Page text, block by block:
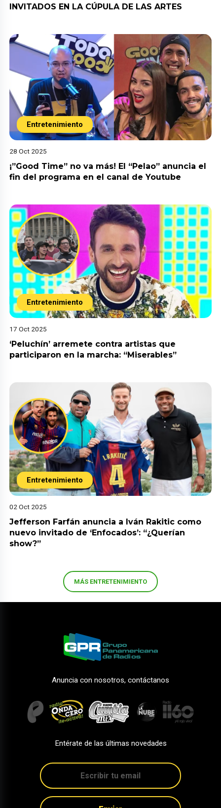
INVITADOS EN LA CÚPULA DE LAS ARTES
Entretenimiento
28 Oct 2025
¡”Good Time” no va más! El “Pelao” anuncia el
fin del programa en el canal de Youtube
Entretenimiento
17 Oct 2025
‘Peluchín’ arremete contra artistas que
participaron en la marcha: “Miserables”
Entretenimiento
02 Oct 2025
Jefferson Farfán anuncia a Iván Rakitic como
nuevo invitado de ‘Enfocados’: “¿Querían
show?”
MÁS ENTRETENIMIENTO
Anuncia con nosotros, contáctanos
Entérate de las últimas novedades